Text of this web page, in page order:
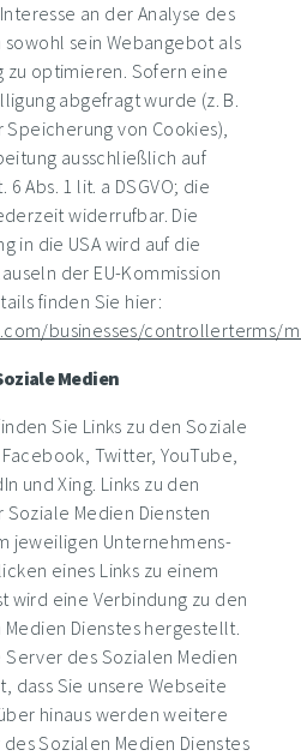
an der Analyse des
sein Webangebot als
zu optimieren. Sofern eine
abgefragt wurde (z. B.
Speicherung von Cookies),
ausschließlich auf
Abs. 1 lit. a DSGVO; die
widerrufbar. Die
in die USA wird auf die
der EU-Kommission
finden Sie hier:
businesses/controllerterms/
Medien
Sie Links zu den Soziale
Twitter, YouTube,
und Xing. Links zu den
Medien Diensten
jeweiligen Unternehmens-
eines Links zu einem
wird eine Verbindung zu den
Dienstes hergestellt.
des Sozialen Medien
dass Sie unsere Webseite
hinaus werden weitere
Sozialen Medien Dienstes